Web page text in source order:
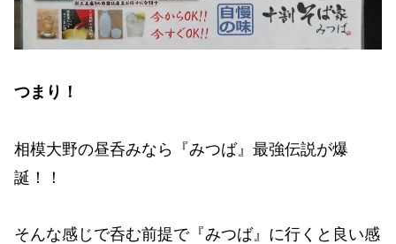
つまり！
相模大野の昼呑みなら『みつば』最強伝説が爆
誕！！
そんな感じで呑む前提で『みつば』に行くと良い感